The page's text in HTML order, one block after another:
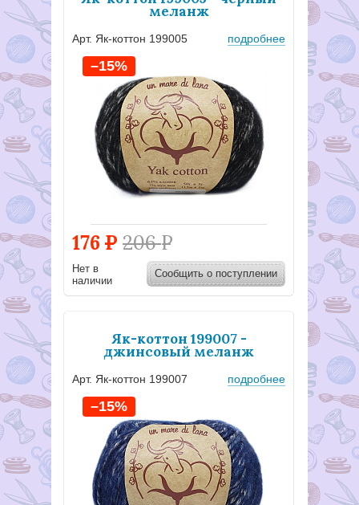
меланж
Арт. Як-коттон 199005 подробнее
176 Р 206Р
–15%
Нет в
наличии
Сообщить о поступлении
Як-коттон 199007 -
джинсовый меланж
Арт. Як-коттон 199007 подробнее
–15%